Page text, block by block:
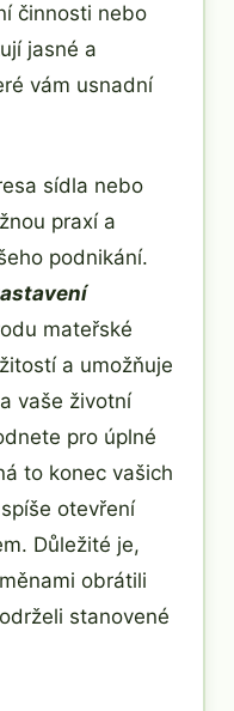
činnosti nebo
jasné a
vám usnadní
sídla nebo
praxí a
podnikání.
mateřské
a umožňuje
vaše životní
pro úplné
to konec vašich
otevření
Důležité je,
obrátili
stanovené